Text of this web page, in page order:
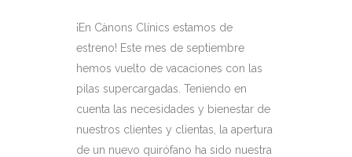
¡En Cànons Clínics estamos de
estreno! Este mes de septiembre
hemos vuelto de vacaciones con las
pilas supercargadas. Teniendo en
cuenta las necesidades y bienestar de
nuestros clientes y clientas, la apertura
de un nuevo quirófano ha sido nuestra